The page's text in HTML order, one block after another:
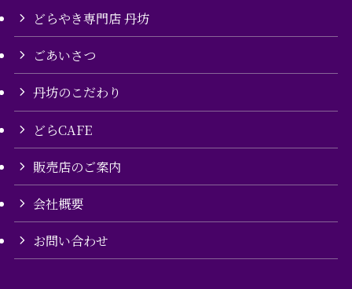
どらやき専門店 丹坊
ごあいさつ
丹坊のこだわり
どらCAFE
販売店のご案内
会社概要
お問い合わせ